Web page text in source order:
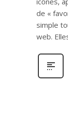
de «
simple
web.